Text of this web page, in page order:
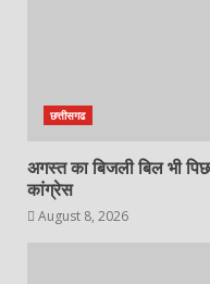
छत्तीसगढ
अगस्त का बिजली बिल भी
कांग्रेस
August 8, 2026